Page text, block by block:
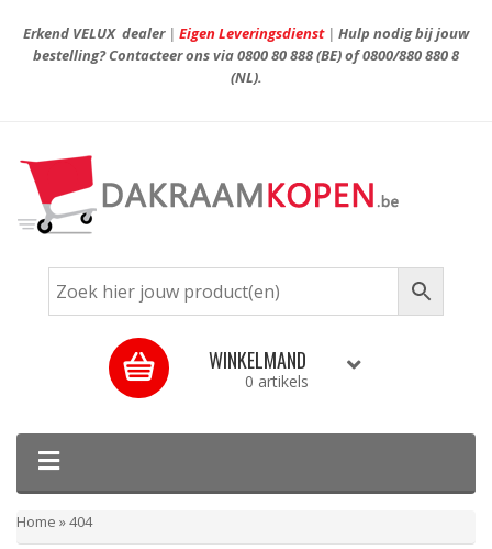
Erkend VELUX dealer| Eigen Leveringsdienst| Hulp nodig bij jouw
bestelling? Contacteer ons via0800 80 888(BE) of0800/880 880 8
(NL).
WINKELMAND
0 artikels
Home »404